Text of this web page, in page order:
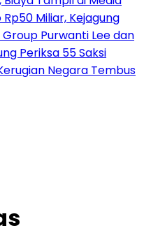
Miliar, Kejagung
Purwanti Lee dan
Periksa 55 Saksi
Negara Tembus